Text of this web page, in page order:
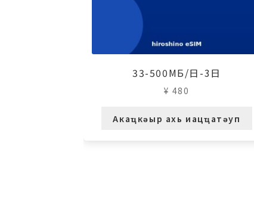
33-500МБ/日-3日
¥ 480
Акаҵкәыр ахь иацҵатәуп